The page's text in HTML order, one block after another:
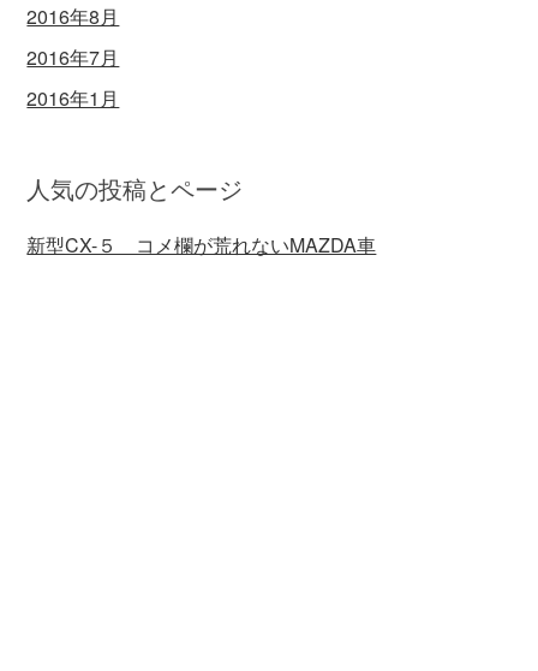
2016年8月
2016年7月
2016年1月
人気の投稿とページ
新型CX-５ コメ欄が荒れないMAZDA車